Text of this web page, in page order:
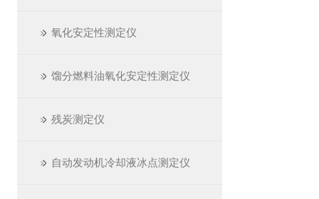
氧化安定性测定仪
馏分燃料油氧化安定性测定仪
残炭测定仪
自动发动机冷却液冰点测定仪